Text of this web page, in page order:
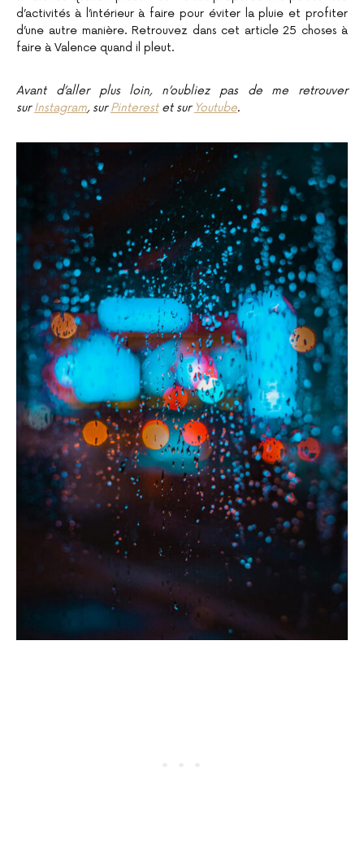
d’activités à l’intérieur à faire pour éviter la pluie et profiter
d’une autre manière. Retrouvez dans cet article 25 choses à
faire à Valence quand il pleut.
Avant d’aller plus loin, n’oubliez pas de me retrouver
surInstagram, surPinterestet sur Youtube.